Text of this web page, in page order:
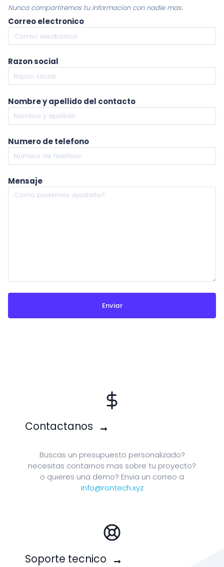
Nunca compartiremos tu informacion con nadie mas.
Correo electronico
Razon social
Nombre y apellido del contacto
Numero de telefono
Mensaje
Contactanos
Buscas un presupuesto personalizado?
necesitas contarnos mas sobre tu proyecto?
o quieres una demo? Envia un correo a
info@rontech.xyz
Soporte tecnico